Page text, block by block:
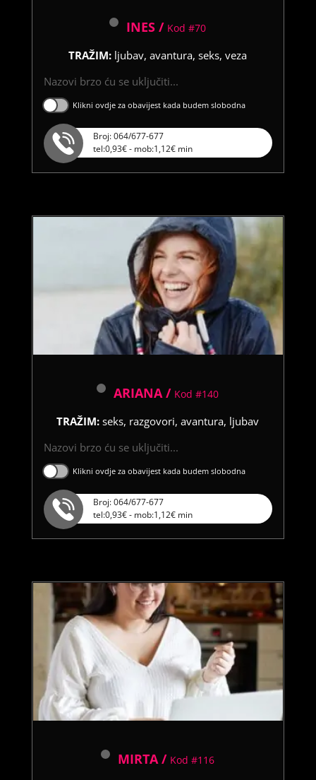
INES / Kod #70
TRAŽIM: ljubav, avantura, seks, veza
Nazovi brzo ću se uključiti...
Klikni ovdje za obavijest kada budem slobodna
Broj: 064/677-677
tel:0,93€ - mob:1,12€ min
ARIANA / Kod #140
TRAŽIM:seks, razgovori, avantura, ljubav
Nazovi brzo ću se uključiti...
Klikni ovdje za obavijest kada budem slobodna
Broj: 064/677-677
tel:0,93€ - mob:1,12€ min
MIRTA / Kod #116